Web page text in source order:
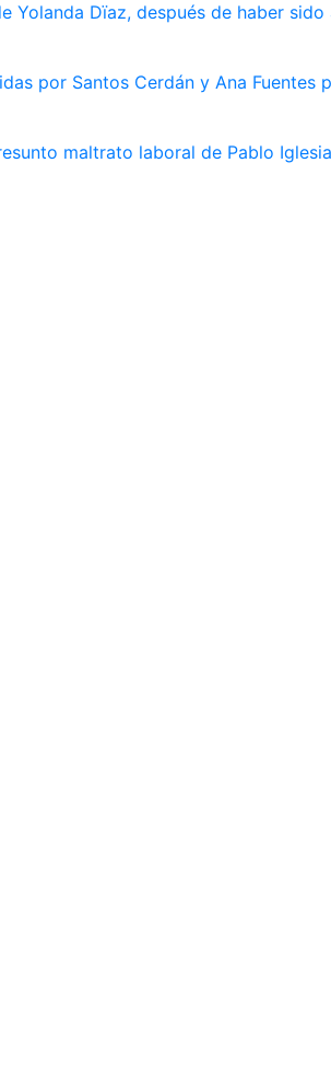
Dïaz, después de haber
por Santos Cerdán y Ana
maltrato laboral de Pablo